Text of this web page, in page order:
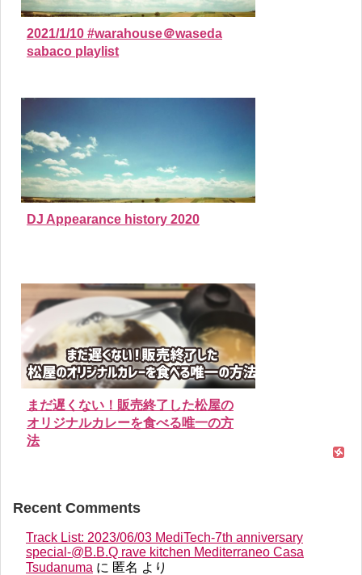
2021/1/10 #warahouse＠waseda
sabaco playlist
DJ Appearance history 2020
まだ遅くない！販売終了した松屋の
オリジナルカレーを食べる唯一の方
法
Recent Comments
Track List: 2023/06/03 MediTech-7th anniversary
special-@B.B.Q rave kitchen Mediterraneo Casa
Tsudanuma に 匿名 より